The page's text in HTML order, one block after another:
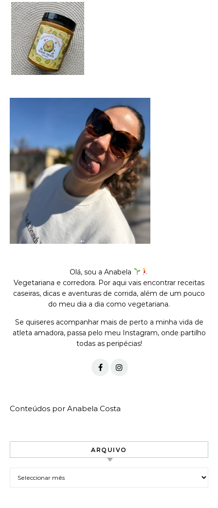
Olá, sou a Anabela
Vegetariana e corredora. Por aqui vais encontrar receitas
caseiras, dicas e aventuras de corrida, além de um pouco
do meu dia a dia como vegetariana.
Se quiseres acompanhar mais de perto a minha vida de
atleta amadora, passa pelo meu Instagram, onde partilho
todas as peripécias!
Conteúdos por Anabela Costa
ARQUIVO